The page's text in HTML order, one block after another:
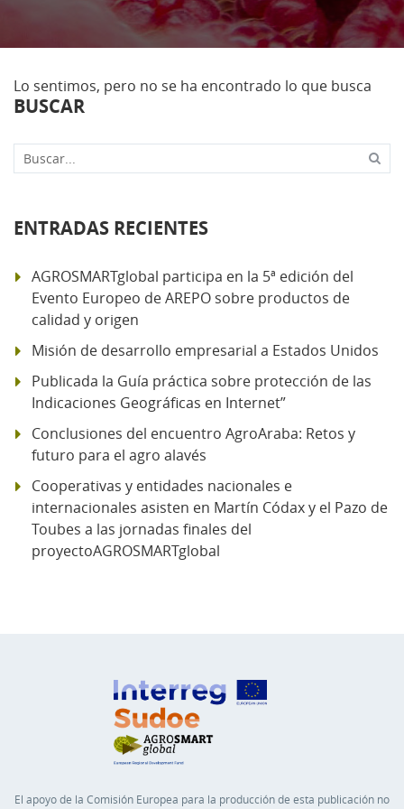
Lo sentimos, pero no se ha encontrado lo que busca
BUSCAR
Buscar...
ENTRADAS RECIENTES
AGROSMARTglobal participa en la 5ª edición del
Evento Europeo de AREPO sobre productos de
calidad y origen
Misión de desarrollo empresarial a Estados Unidos
Publicada la Guía práctica sobre protección de las
Indicaciones Geográficas en Internet”
Conclusiones del encuentro AgroAraba: Retos y
futuro para el agro alavés
Cooperativas y entidades nacionales e
internacionales asisten en Martín Códax y el Pazo de
Toubes a las jornadas finales del
proyectoAGROSMARTglobal
El apoyo de la Comisión Europea para la producción de esta publicación no